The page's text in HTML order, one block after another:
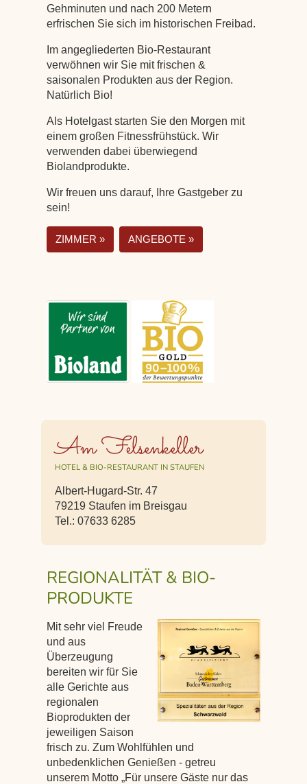
Gehminuten und nach 200 Metern
erfrischen Sie sich im historischen Freibad.
Im angegliederten Bio-Restaurant
verwöhnen wir Sie mit frischen &
saisonalen Produkten aus der Region.
Natürlich Bio!
Als Hotelgast starten Sie den Morgen mit
einem großen Fitnessfrühstück. Wir
verwenden dabei überwiegend
Biolandprodukte.
Wir freuen uns darauf, Ihre Gastgeber zu
sein!
ZIMMER » ANGEBOTE »
Am Felsenkeller
HOTEL & BIO-RESTAURANT IN STAUFEN
Albert-Hugard-Str. 47
79219 Staufen im Breisgau
Tel.: 07633 6285
REGIONALITÄT & BIO-
PRODUKTE
Mit sehr viel Freude
und aus
Überzeugung
bereiten wir für Sie
alle Gerichte aus
regionalen
Bioprodukten der
jeweiligen Saison
frisch zu. Zum Wohlfühlen und
unbedenklichen Genießen - getreu
unserem Motto „Für unsere Gäste nur das